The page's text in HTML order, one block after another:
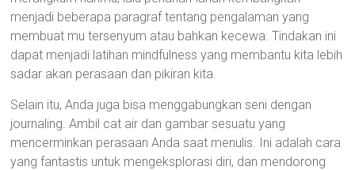
menjadi beberapa paragraf tentang pengalaman yang
membuat mu tersenyum atau bahkan kecewa. Tindakan ini
dapat menjadi latihan mindfulness yang membantu kita lebih
sadar akan perasaan dan pikiran kita.
Selain itu, Anda juga bisa menggabungkan seni dengan
journaling. Ambil cat air dan gambar sesuatu yang
mencerminkan perasaan Anda saat menulis. Ini adalah cara
yang fantastis untuk mengeksplorasi diri, dan mendorong